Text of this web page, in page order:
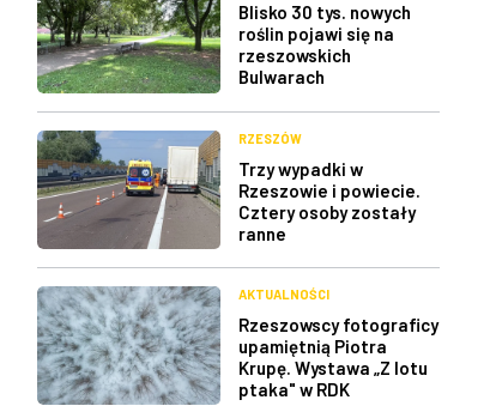
Blisko 30 tys. nowych
roślin pojawi się na
rzeszowskich
Bulwarach
RZESZÓW
Trzy wypadki w
Rzeszowie i powiecie.
Cztery osoby zostały
ranne
AKTUALNOŚCI
Rzeszowscy fotograficy
upamiętnią Piotra
Krupę. Wystawa „Z lotu
ptaka" w RDK